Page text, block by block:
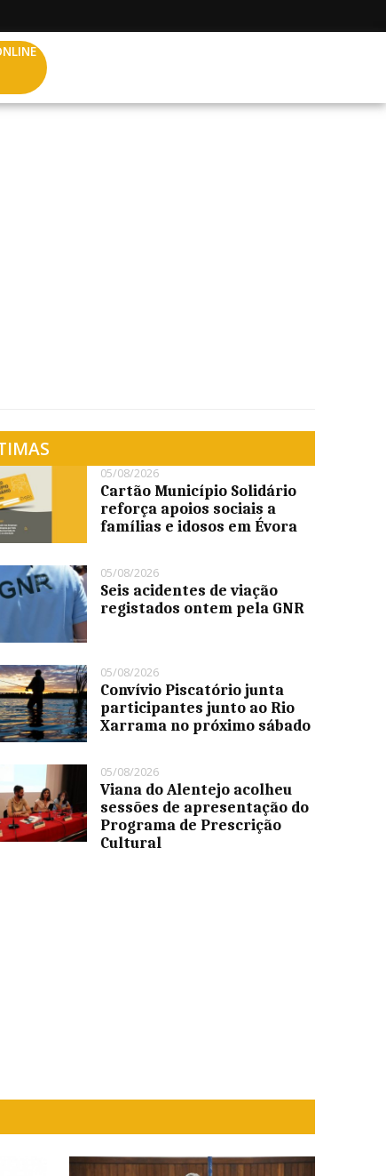
05/08/2026
Cartão Município Solidário
reforça apoios sociais a
famílias e idosos em Évora
05/08/2026
Seis acidentes de viação
registados ontem pela GNR
05/08/2026
Convívio Piscatório junta
participantes junto ao Rio
Xarrama no próximo sábado
05/08/2026
Viana do Alentejo acolheu
sessões de apresentação do
Programa de Prescrição
Cultural